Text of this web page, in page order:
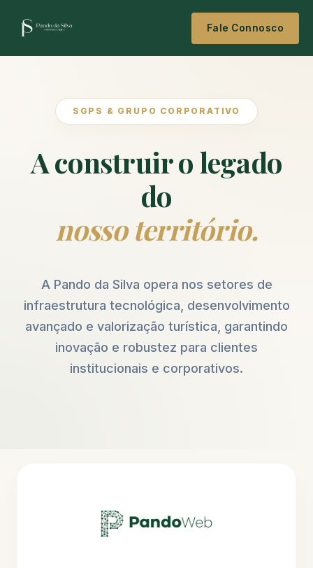
Fale Connosco
SGPS & GRUPO CORPORATIVO
A construir o legado
do
nosso território.
A Pando da Silva opera nos setores de
infraestrutura tecnológica, desenvolvimento
avançado e valorização turística, garantindo
inovação e robustez para clientes
institucionais e corporativos.